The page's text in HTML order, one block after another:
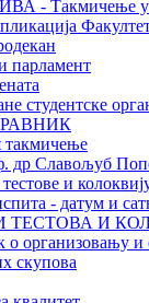
- Такмичење у
парламент
студентске
такмичење
др Славољуб
и
- датум и
ТЕСТОВА И
о организовању
скупова